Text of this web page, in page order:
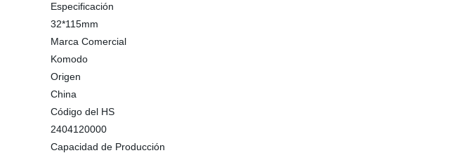
Especificación
32*115mm
Marca Comercial
Komodo
Origen
China
Código del HS
2404120000
Capacidad de Producción